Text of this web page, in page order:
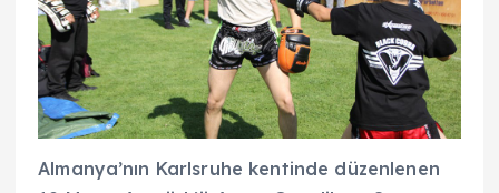
Almanya’nın Karlsruhe kentinde düzenlenen